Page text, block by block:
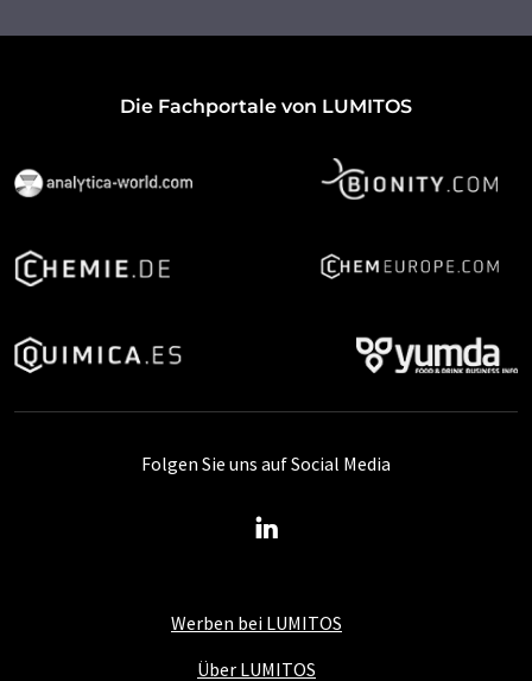
Die Fachportale von LUMITOS
Werben bei LUMITOS
Über LUMITOS
Folgen Sie uns auf Social Media